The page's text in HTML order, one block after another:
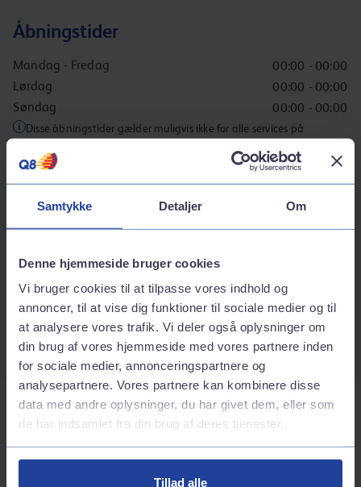
Samtykke Detaljer Om
Denne hjemmeside bruger cookies
Vi bruger cookies til at tilpasse vores indhold og
annoncer, til at vise dig funktioner til sociale medier og til
at analysere vores trafik. Vi deler også oplysninger om
din brug af vores hjemmeside med vores partnere inden
for sociale medier, annonceringspartnere og
analysepartnere. Vores partnere kan kombinere disse
data med andre oplysninger, du har givet dem, eller som
de har indsamlet fra din brug af deres tjenester.
Tillad alle
Åbningstider
Mandag - Fredag
00:00 - 00:00
Lørdag
00:00 - 00:00
Søndag
00:00 - 00:00
Disse åbningstider gælder muligvis ikke for alle services på
Kontaktinformation
Adresse
Gåbensevej 127
Telefonnummer
70242424
Tjenester på stationen